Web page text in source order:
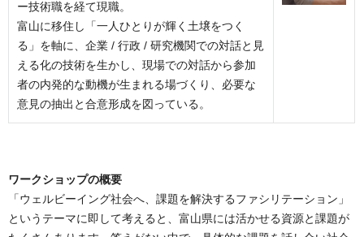
ー技術職を経て現職。
富山に移住し「一人ひとりが輝く土壌をつく
る」を軸に、企業 / 行政 / 研究機関での対話と見
える化の技術を生かし、現場での対話から参加
者の内発的な動機が生まれる場づくり、必要な
意見の抽出と合意形成を図っている。
ワークショップの概要
「ウェルビーイング社会へ、課題を解決するファシリテーション」
というテーマに即して考えると、富山県には活かせる資源と課題が